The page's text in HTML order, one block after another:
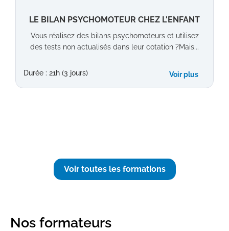
LE BILAN PSYCHOMOTEUR CHEZ L'ENFANT
Vous réalisez des bilans psychomoteurs et utilisez
des tests non actualisés dans leur cotation ?Mais...
Durée : 21h (3 jours) Voir plus
Voir toutes les formations
Nos formateurs